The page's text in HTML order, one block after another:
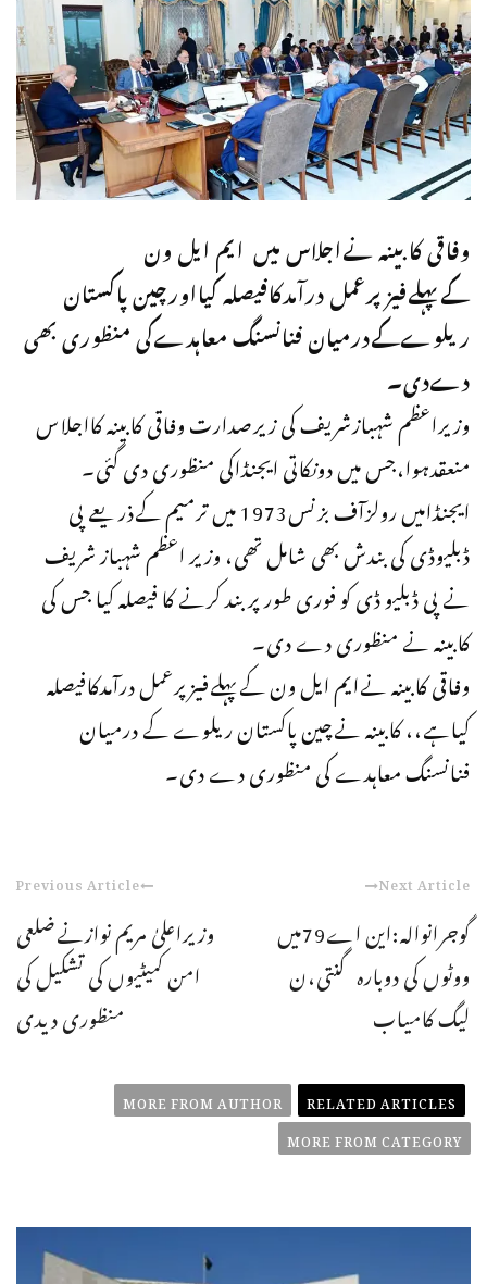
وفاقی کابینہ نےاجلاس میں ایم ایل ون
کےپہلےفیزپرعمل درآمدکافیصلہ کیااورچین پاکستان
ریلوےکےدرمیان فنانسنگ معاہدےکی منظوری بھی
دےدی۔
وزیراعظم شہبازشریف کی زیرصدارت وفاقی کابینہ کااجلاس
منعقدہوا،جس میں دونکاتی ایجنڈاکی منظوری دی گئی۔
ایجنڈامیں رولزآف بزنس1973 میں ترمیم کےذریعے پی
ڈبلیوڈی کی بندش بھی شامل تھی، وزیر اعظم شہباز شریف
نے پی ڈبلیو ڈی کو فوری طور پر بند کرنے کا فیصلہ کیا جس کی
کابینہ نے منظوری دے دی۔
وفاقی کابینہ نےایم ایل ون کےپہلےفیزپرعمل درآمدکافیصلہ
کیاہے،، کابینہ نےچین پاکستان ریلوے کے درمیان
فنانسنگ معاہدے کی منظوری دے دی۔
Previous Article
وزیراعلیٰ مریم نوازنےضلعی
امن کمیٹیوں کی تشکیل کی
منظوری دیدی
Next Article
گوجرانوالہ:این اے79میں
ووٹوں کی دوبارہ گنتی،ن
لیگ کامیاب
RELATED ARTICLES
MORE FROM AUTHOR
MORE FROM CATEGORY